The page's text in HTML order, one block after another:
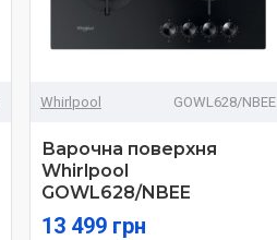
Whirlpool GOWL628/NBEE
Варочна поверхня
Whirlpool
GOWL628/NBEE
13 499 грн